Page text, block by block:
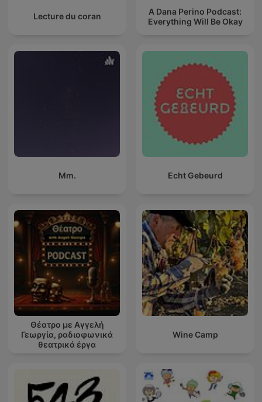
Lecture du coran
A Dana Perino Podcast:
Everything Will Be Okay
Mm. Echt Gebeurd
Θέατρο με Αγγελή
Γεωργία, ραδιοφωνικά
θεατρικά έργα
Wine Camp